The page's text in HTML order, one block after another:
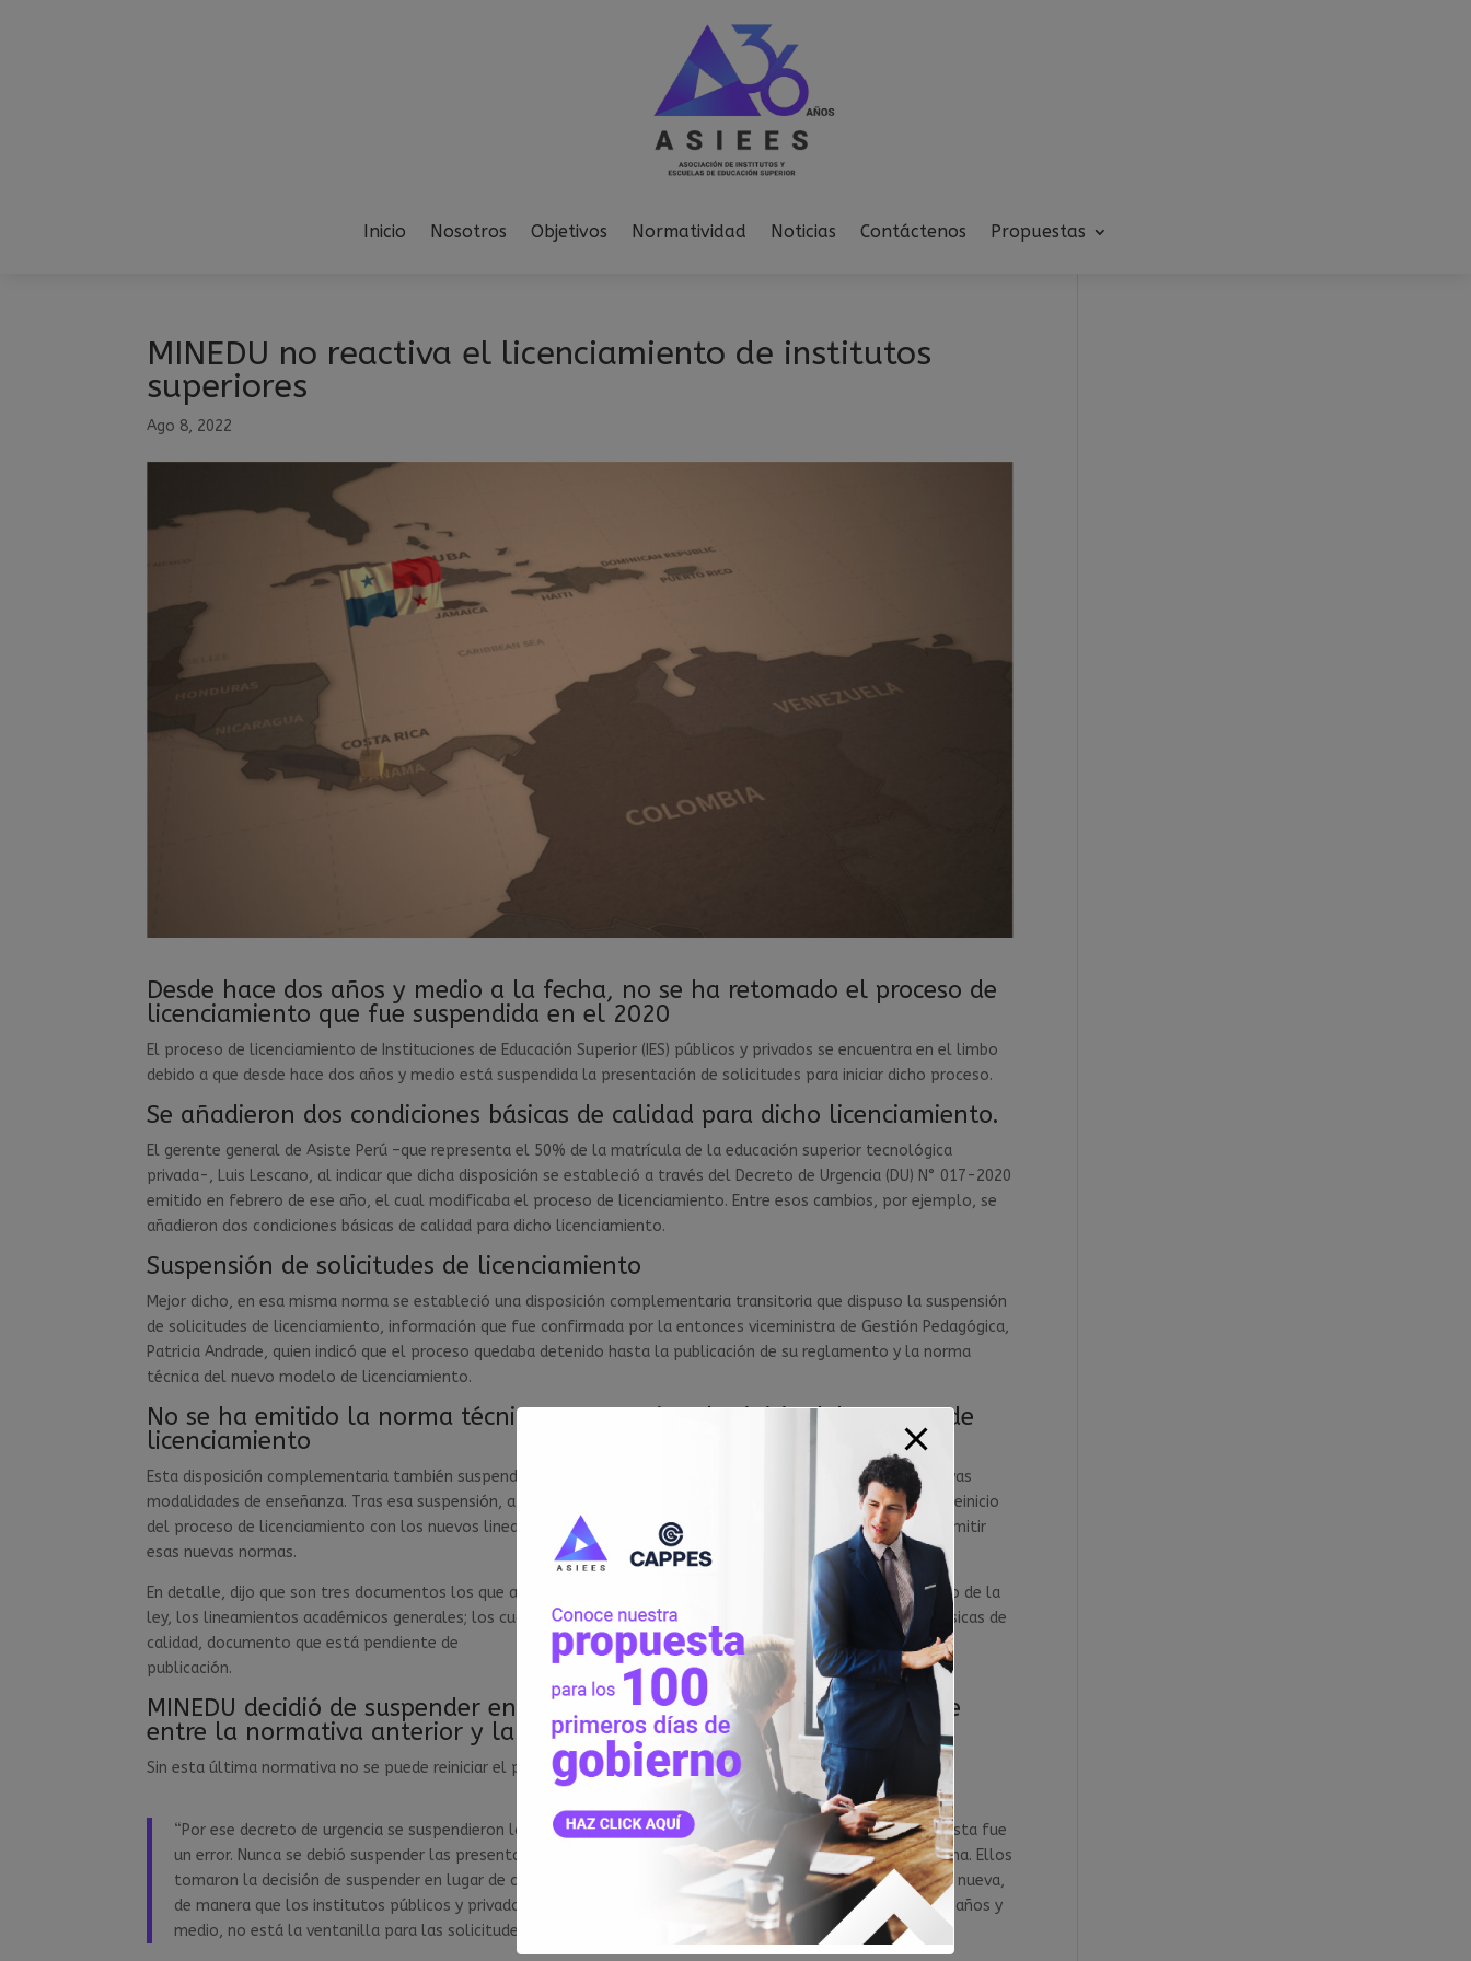
Inicio Nosotros Objetivos Normatividad Noticias Contáctenos Propuestas
MINEDU no reactiva el licenciamiento de institutos
superiores
Ago 8, 2022
Desde hace dos años y medio a la fecha, no se ha retomado el proceso de
licenciamiento que fuesuspendida en el 2020
El proceso de licenciamiento de Instituciones de Educación Superior (IES) públicos y privados se encuentra en el limbo
debido a que desde hace dos años y medio está suspendida la presentación de solicitudes para iniciar dicho proceso.
Se añadieron dos condiciones básicas de calidad para dicho licenciamiento.
El gerente general de Asiste Perú –que representa el 50% de la matrícula de la educación superior tecnológica
privada-, Luis Lescano, al indicar que dicha disposición se estableció a través del Decreto de Urgencia (DU) N° 017-2020
emitido en febrero de ese año, el cual modificaba el proceso de licenciamiento. Entre esos cambios, por ejemplo, se
añadieron dos condiciones básicas de calidad para dicho licenciamiento.
Suspensión de solicitudes de licenciamiento
Mejor dicho, en esa misma norma se estableció una disposición complementaria transitoria que dispuso la suspensión
de solicitudes de licenciamiento, información que fue confirmada por la entonces viceministra de Gestión Pedagógica,
Patricia Andrade, quien indicó que el proceso quedaba detenido hasta la publicación de su reglamento y la norma
técnica del nuevo modelo de licenciamiento.
No se ha emitido la norma técnica que permite el reinicio del proceso de
licenciamiento
Esta disposición complementaria también suspendió las solicitudes para nuevos programas de estudios y nuevas
modalidades de enseñanza. Tras esa suspensión, a la fecha no se ha emitido la norma técnica que permite el reinicio
del proceso de licenciamiento con los nuevos lineamientos, aún cuando el mismo DU establecía 30 días para emitir
esas nuevas normas.
En detalle, dijo que son tres documentos los que acompañan el mencionado DU. La modificación al reglamento de la
ley, los lineamientos académicos generales; los cuales ya fueron publicados, y la matriz de las condiciones básicas de
calidad, documento que está pendiente de
publicación.
MINEDU decidió de suspender en lugar de continuar y hacer un empate
entre la normativa anterior y la nueva
Sin esta última normativa no se puede reiniciar el proceso de licenciamiento de los institutos, indicó Lescano.
“Por ese decreto de urgencia se suspendieron las solicitudes de licenciamiento y desde nuestro punto de vista fue
un error. Nunca se debió suspender las presentaciones de solicitudes y este es el origen de un serio problema. Ellos
tomaron la decisión de suspender en lugar de continuar y hacer un empate entre la normativa anterior y la nueva,
de manera que los institutos públicos y privados continuaran con el licenciamiento. Ahora, después de dos años y
medio, no está la ventanilla para las solicitudes de licenciamiento”, sostuvo.